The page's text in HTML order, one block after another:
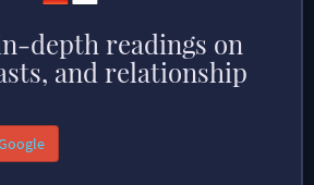
depth readings on
and relationship